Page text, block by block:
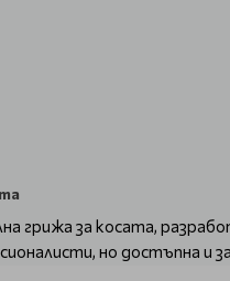
грижа за косата,
но достъпна